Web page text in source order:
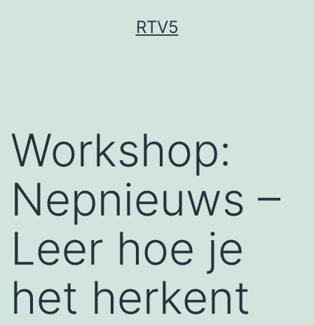
RTV5
Workshop:
Nepnieuws –
Leer hoe je
het herkent